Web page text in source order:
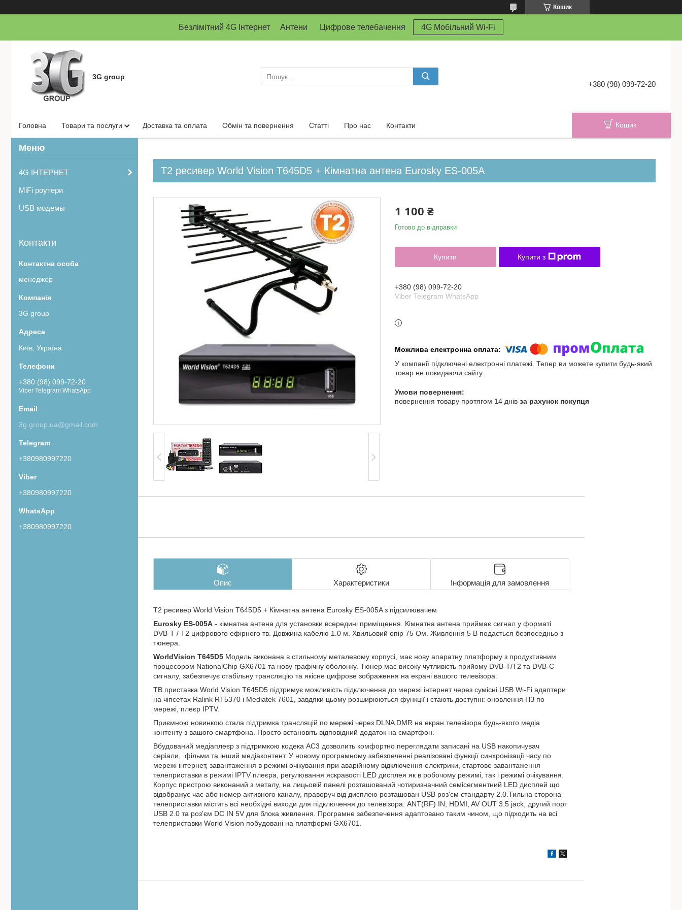
Кошик
Безлімітний 4G Інтернет Антени Цифрове телебачення 4G Мобільний Wi-Fi
3G group
+380 (98) 099-72-20
Головна Товари та послуги Доставка та оплата Обмін та повернення Статті Про нас Контакти Кошик
Т2 ресивер World Vision T645D5 + Кімнатна антена Eurosky ES-005A
1 100 ₴
Готово до відправки
Купити Купити з
+380 (98) 099-72-20
Viber Telegram WhatsApp
У компанії підключені електронні платежі. Тепер ви можете купити будь-який
товар не покидаючи сайту.
повернення товару протягом 14 днів за рахунок покупця
Опис Характеристики Інформація для замовлення
Т2 ресивер World Vision T645D5 + Кімнатна антена Eurosky ES-005A з підсилювачем
Eurosky ES-005A - кімнатна антена для установки всередині приміщення. Кімнатна антена приймає сигнал у форматі
DVB-T / T2 цифрового ефірного тв. Довжина кабелю 1.0 м. Хвильовий опір 75 Ом. Живлення 5 В подається безпоседньо з
тюнера.
WorldVision T645D5 Модель виконана в стильному металевому корпусі, має нову апаратну платформу з продуктивним
процесором NationalChip GX6701 та нову графічну оболонку. Тюнер має високу чутливість прийому DVB-T/T2 та DVB-C
сигналу, забезпечує стабільну трансляцію та якісне цифрове зображення на екрані вашого телевізора.
ТВ приставка World Vision T645D5 підтримує можливість підключення до мережі інтернет через сумісні USB Wi-Fi адаптери
на чіпсетах Ralink RT5370 і Mediatek 7601, завдяки цьому розширюються функції і стають доступні: оновлення ПЗ по
мережі, плеєр IPTV.
Приємною новинкою стала підтримка трансляцій по мережі через DLNA DMR на екран телевізора будь-якого медіа
контенту з вашого смартфона. Просто встановіть відповідний додаток на смартфон.
Вбудований медіаплеєр з підтримкою кодека AC3 дозволить комфортно переглядати записані на USB накопичувач
серіали, фільми та інший медіаконтент. У новому програмному забезпеченні реалізовані функції синхронізації часу по
мережі інтернет, завантаження в режимі очікування при аварійному відключення електрики, стартове завантаження
телеприставки в режимі IPTV плеєра, регулювання яскравості LED дисплея як в робочому режимі, так і режимі очікування.
Корпус пристрою виконаний з металу, на лицьовій панелі розташований чотиризначний семісегментний LED дисплей що
відображує час або номер активного каналу, праворуч від дисплею розташован USB роз'єм стандарту 2.0.Тильна сторона
телеприставки містить всі необхідні виходи для підключення до телевізора: ANT(RF) IN, HDMI, AV OUT 3.5 jack, другий порт
USB 2.0 та роз'єм DC IN 5V для блока живлення. Програмне забезпечення адаптовано таким чином, що підходить на всі
телеприставки World Vision побудовані на платформі GX6701.
4G ІНТЕРНЕТ
MiFi роутери
USB модемы
Контакти
менеджер
3G group
Київ, Україна
+380 (98) 099-72-20
Viber Telegram WhatsApp
3g.group.ua@gmail.com
+380980997220
+380980997220
+380980997220